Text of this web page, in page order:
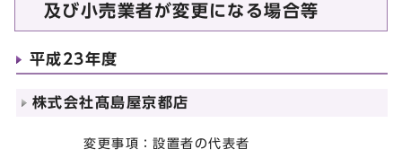
及び小売業者が変更になる場合等
平成23年度
株式会社髙島屋京都店
変更事項：設置者の代表者